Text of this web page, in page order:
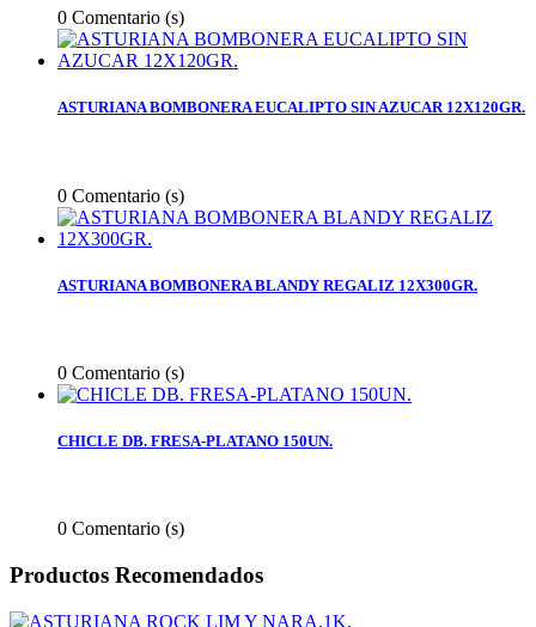
0 Comentario (s)
ASTURIANA BOMBONERA EUCALIPTO SIN AZUCAR 12X120GR.
0 Comentario (s)
ASTURIANA BOMBONERA BLANDY REGALIZ 12X300GR.
0 Comentario (s)
CHICLE DB. FRESA-PLATANO 150UN.
0 Comentario (s)
Productos Recomendados